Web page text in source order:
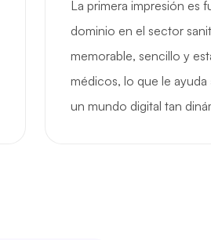
La primera impresión es
dominio en el sector
memorable, sencillo y
médicos, lo que le
un mundo digital tan